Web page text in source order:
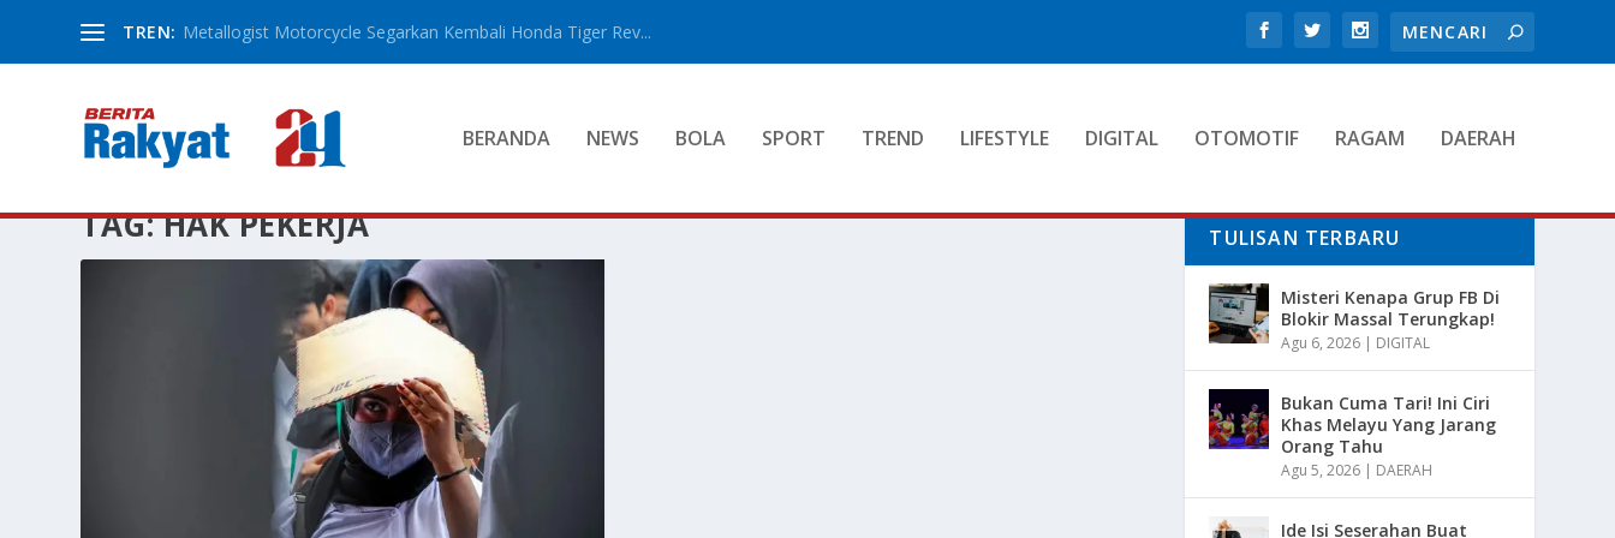
TREN: Metallogist Motorcycle Segarkan Kembali Honda Tiger Rev...
BERANDA NEWS BOLA SPORT TREND LIFESTYLE DIGITAL OTOMOTIF RAGAM DAERAH
TAG:HAK PEKERJA TULISAN TERBARU
Misteri Kenapa Grup FB Di
Blokir Massal Terungkap!
Agu 6, 2026 | DIGITAL
Bukan Cuma Tari! Ini Ciri
Khas Melayu Yang Jarang
Orang Tahu
Agu 5, 2026 | DAERAH
Ide Isi Seserahan Buat